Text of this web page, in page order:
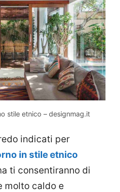
stile etnico – designmag.it
indicati per
in stile etnico
ti consentiranno di
molto caldo e